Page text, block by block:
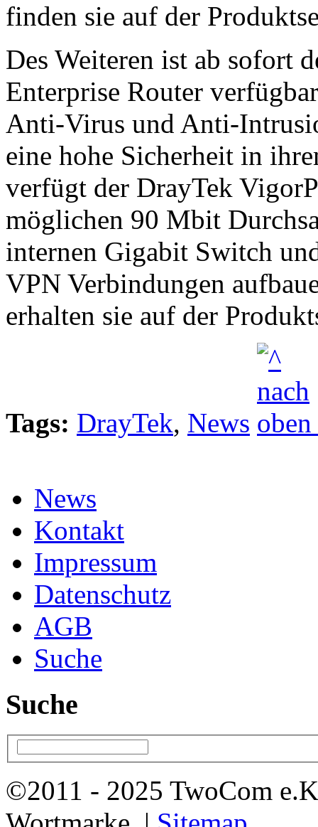
finden sie auf der
Des Weiteren ist ab sofort
Enterprise Router
Anti-Virus und Anti-
eine hohe Sicherheit in
verfügt der DrayTek
möglichen 90 Mbit
internen Gigabit Switch
VPN Verbindungen
erhalten sie auf der
Tags: DrayTek, News
News
Kontakt
Impressum
Datenschutz
AGB
Suche
Suche
©2011 - 2025 TwoCom